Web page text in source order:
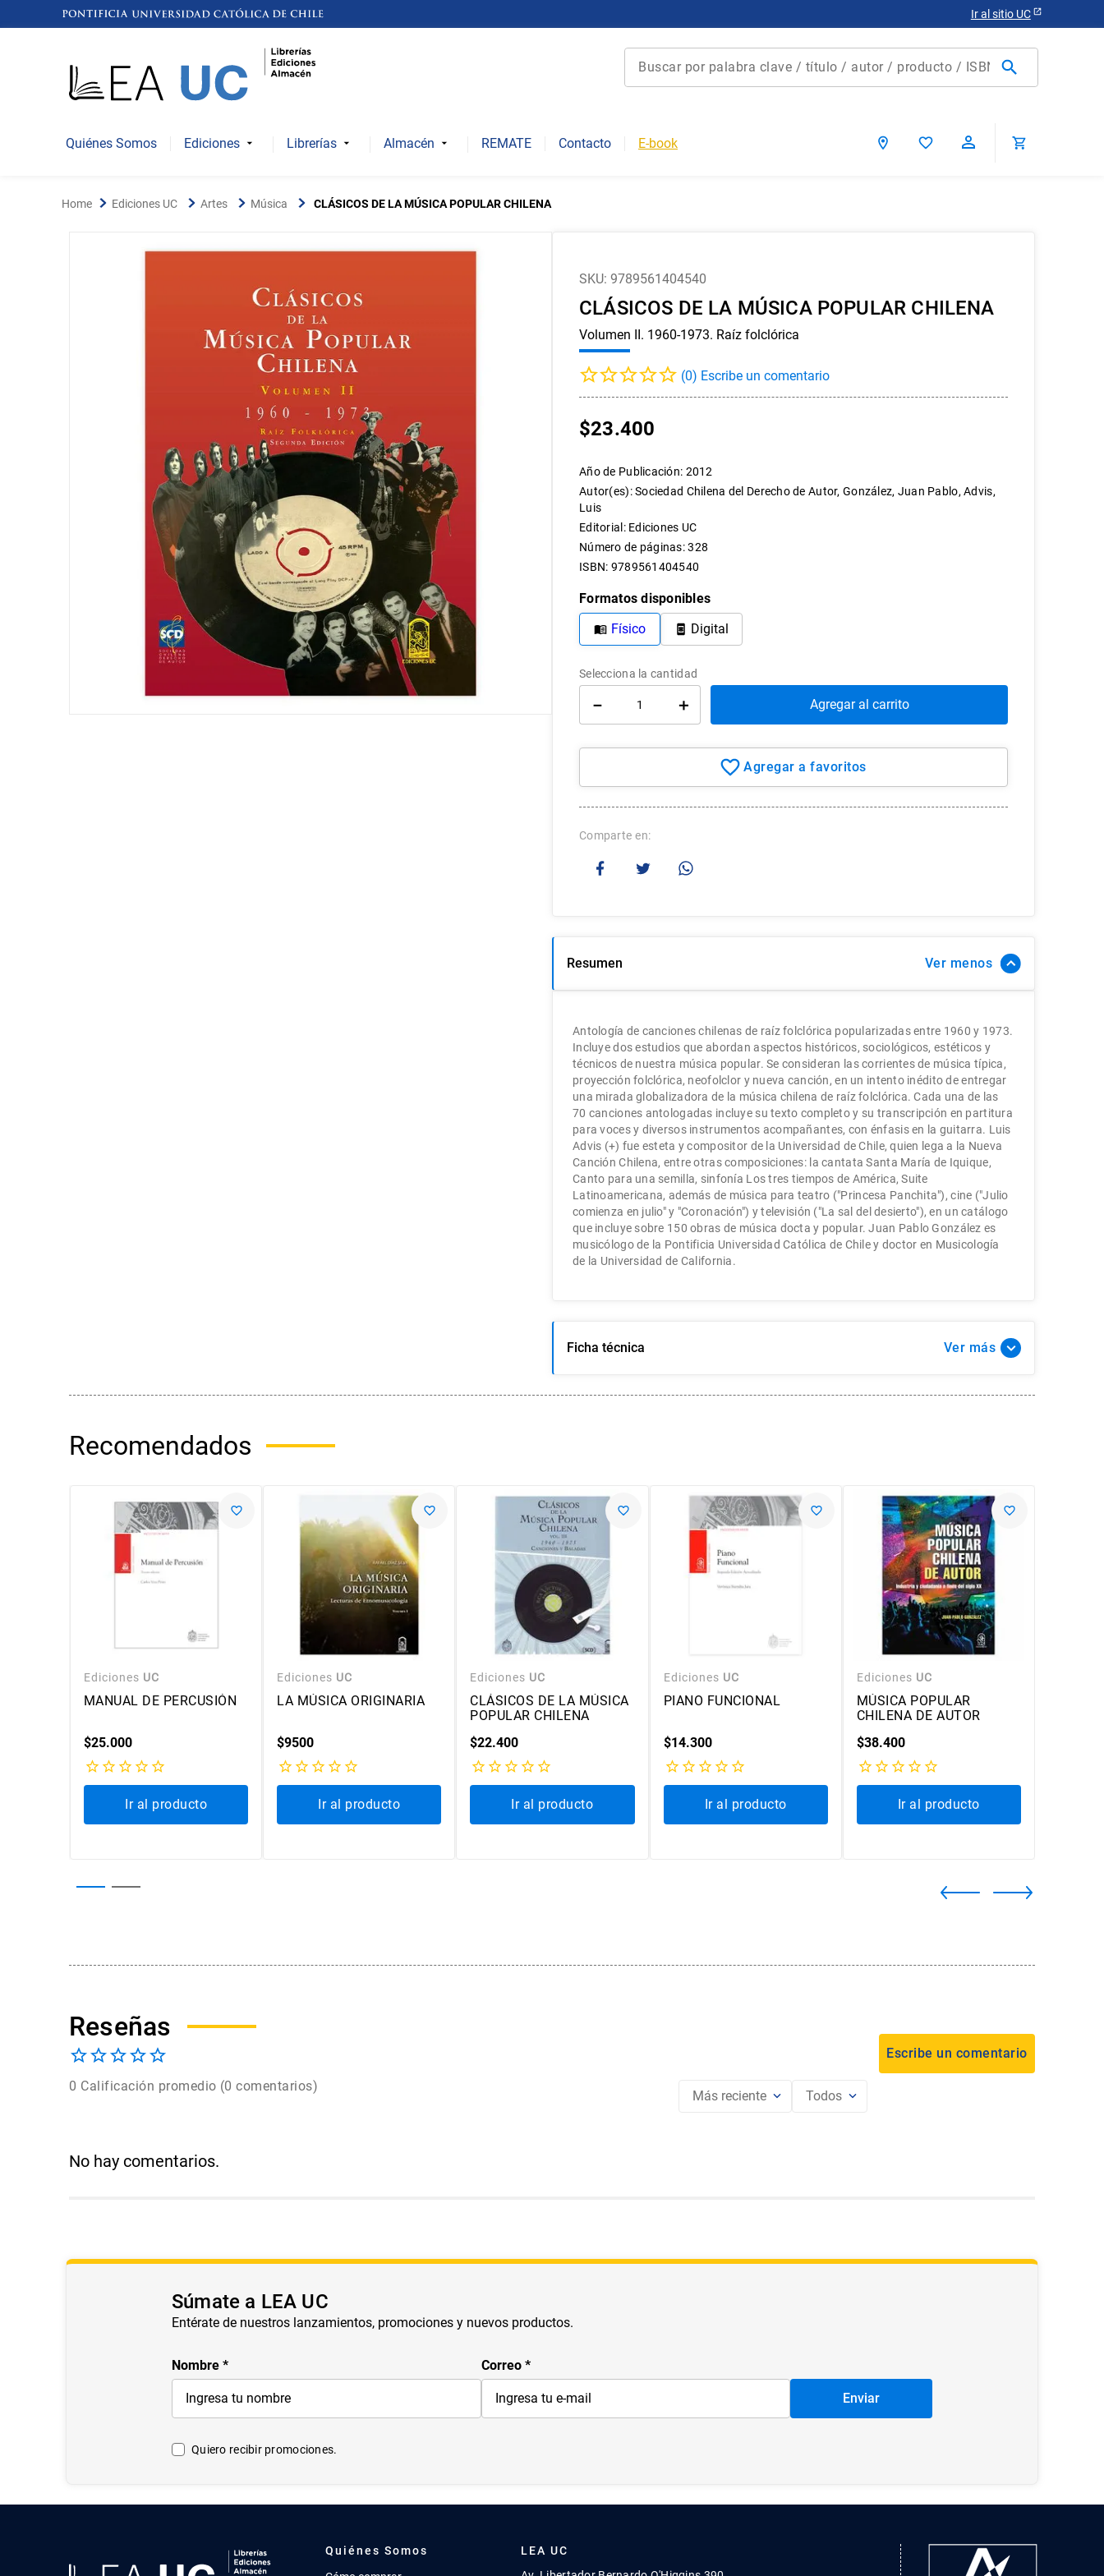
Ir al sitio UC
Buscar por palabra clave / título / autor / producto / ISBN
6. historia república chile
7. historia chile
. historia
Quiénes Somos Ediciones Librerías Almacén REMATE Contacto E-book
Ediciones UC Artes Música CLÁSICOS DE LA MÚSICA POPULAR CHILENA
SKU: 9789561404540
CLÁSICOS DE LA MÚSICA POPULAR CHILENA
Volumen II. 1960-1973. Raíz folclórica
(0)
$23.400
Año de Publicación: 2012
Autor(es):Sociedad Chilena del Derecho de Autor, González, Juan Pablo, Advis,
Luis
Editorial : Ediciones UC
Número de páginas:328
ISBN: 9789561404540
Formatos disponibles
Físico
Digital
＋
－ Agregar al carrito
Comparte
Resumen Ver
Antologí­a de canciones chilenas de raí­z folclórica popularizadas entre 1960 y 1973.
Incluye dos estudios que abordan aspectos históricos, sociológicos, estéticos y
técnicos de nuestra música popular. Se consideran las corrientes de música tí­pica,
proyección folclórica, neofolclor y nueva canción, en un intento inédito de entregar
una mirada globalizadora de la música chilena de raí­z folclórica. Cada una de las
70 canciones antologadas incluye su texto completo y su transcripción en partitura
para voces y diversos instrumentos acompañantes, con énfasis en la guitarra. Luis
Advis (+) fue esteta y compositor de la Universidad de Chile, quien lega a la Nueva
Canción Chilena, entre otras composiciones: la cantata Santa Marí­a de Iquique,
Canto para una semilla, sinfoní­a Los tres tiempos de América, Suite
Latinoamericana, además de música para teatro ("Princesa Panchita"), cine ("Julio
comienza en julio" y "Coronación") y televisión ("La sal del desierto"), en un catálogo
que incluye sobre 150 obras de música docta y popular. Juan Pablo González es
musicólogo de la Pontificia Universidad Católica de Chile y doctor en Musicologí­a
de la Universidad de California.
Ficha técnica Ver
Recomendados
Ediciones UC
MANUAL DE PERCUSIÓN
$25.000
Ir al producto
Ediciones UC
LA MÚSICA ORIGINARIA
$9500
Ir al producto
Ediciones UC
CLÁSICOS DE LA MÚSICA
POPULAR CHILENA
$22.400
Ir al producto
Ediciones UC
PIANO FUNCIONAL
$14.300
Ir al producto
Ediciones UC
MÚSICA POPULAR
CHILENA DE AUTOR
$38.400
Ir al producto
0 Calificación promedio (0 comentarios)
Más reciente Todos
No hay comentarios.
Súmate a LEA UC
Entérate de nuestros lanzamientos, promociones y nuevos productos.
Nombre Correo
Enviar
Quiero recibir promociones.
Quiénes Somos
LEA UC